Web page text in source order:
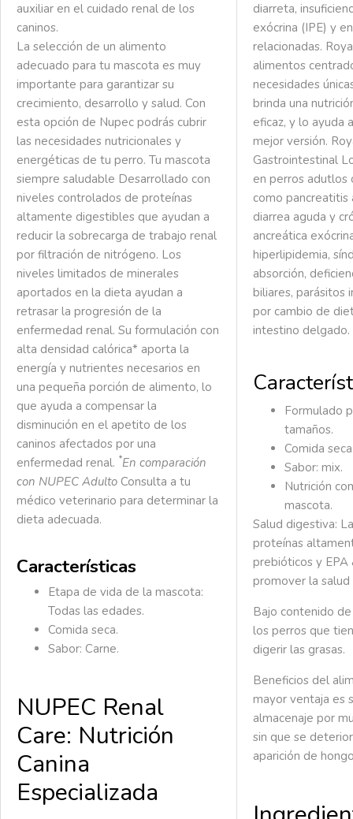
auxiliar en el cuidado renal de los
caninos.
La selección de un alimento
adecuado para tu mascota es muy
importante para garantizar su
crecimiento, desarrollo y salud. Con
esta opción de Nupec podrás cubrir
las necesidades nutricionales y
energéticas de tu perro. Tu mascota
siempre saludable Desarrollado con
niveles controlados de proteínas
altamente digestibles que ayudan a
reducir la sobrecarga de trabajo renal
por filtración de nitrógeno. Los
niveles limitados de minerales
aportados en la dieta ayudan a
retrasar la progresión de la
enfermedad renal. Su formulación con
alta densidad calórica* aporta la
energía y nutrientes necesarios en
una pequeña porción de alimento, lo
que ayuda a compensar la
disminución en el apetito de los
caninos afectados por una
enfermedad renal. *En comparación
con NUPEC Adulto Consulta a tu
médico veterinario para determinar la
dieta adecuada.
Características
Etapa de vida de la mascota:
Todas las edades.
Comida seca.
Sabor: Carne.
NUPEC Renal
Care: Nutrición
Canina
Especializada
diarreta,
exócrina (IPE) y
relacionadas.
alimentos
necesidades
brinda una
eficaz, y lo ayuda
mejor versión.
Gastrointestinal
en perros adutlos
como pancreatitis
diarrea aguda y
ancreática
hiperlipidemia,
absorción,
biliares, parásitos
por cambio de
intestino delgado.
Formulado
tamaños.
Comida
Sabor: mix.
Nutrición
mascota.
Salud digestiva:
proteínas
prebióticos y EPA
promover la
Bajo contenido de
los perros que
digerir las grasas.
Beneficios del
mayor ventaja es
almacenaje por
sin que se
aparición de